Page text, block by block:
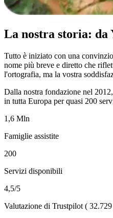
La nostra storia: da
Tutto è iniziato con una
nome più breve e diretto che
l'ortografia, ma la vostra
Dalla nostra fondazione nel
in tutta Europa per quasi 200
1,6 Mln
Famiglie assistite
200
Servizi disponibili
4,5/5
Valutazione di Trustpilot (